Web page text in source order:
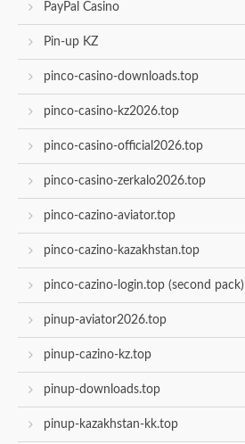
PayPal Casino
Pin-up KZ
pinco-casino-downloads.top
pinco-casino-kz2026.top
pinco-casino-official2026.top
pinco-casino-zerkalo2026.top
pinco-cazino-aviator.top
pinco-cazino-kazakhstan.top
pinco-cazino-login.top (second pack)
pinup-aviator2026.top
pinup-cazino-kz.top
pinup-downloads.top
pinup-kazakhstan-kk.top